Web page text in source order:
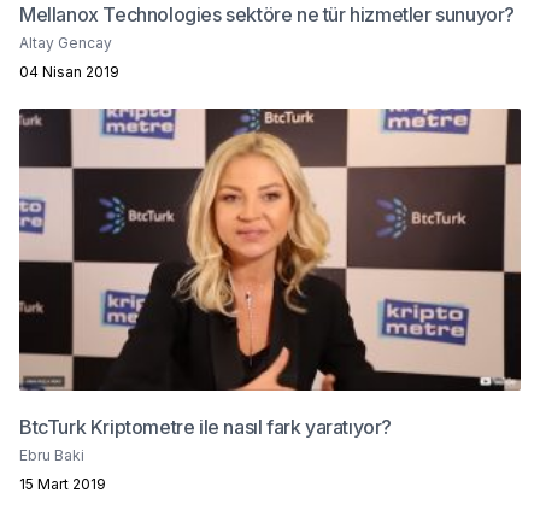
Mellanox Technologies sektöre ne tür hizmetler sunuyor?
Altay Gencay
04 Nisan 2019
BtcTurk Kriptometre ile nasıl fark yaratıyor?
Ebru Baki
15 Mart 2019